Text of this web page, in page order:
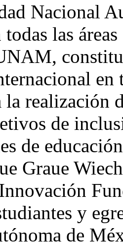
Nacional
todas las
en
la realización
de
de
Graue
y
de